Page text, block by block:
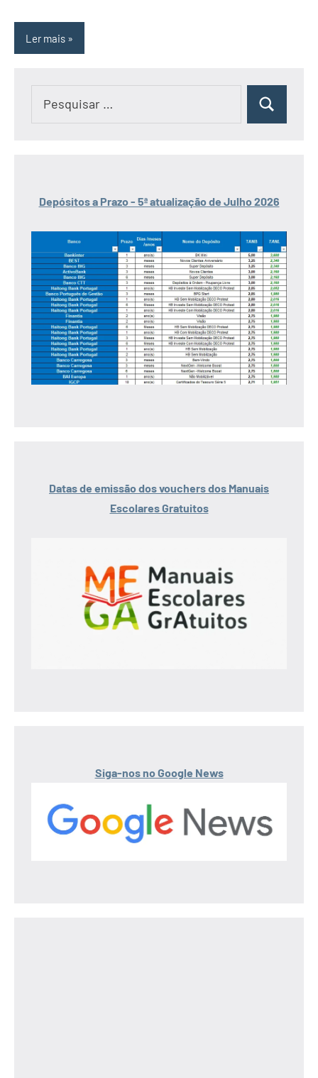
Ler mais
Pesquisar
Depósitos a Prazo - 5ª atualização de Julho 2026
Datas de emissão dos vouchers dos Manuais
Escolares Gratuitos
Siga-nos no Google News